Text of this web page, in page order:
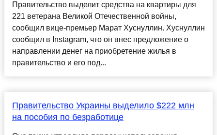
Правительство выделит средства на квартиры для
221 ветерана Великой Отечественной войны,
сообщил вице-премьер Марат Хуснуллин. Хуснуллин
сообщил в Instagram, что он внес предложение о
направлении денег на приобретение жилья в
правительство и его под...
Правительство Украины выделило $222 млн
на пособия по безработице